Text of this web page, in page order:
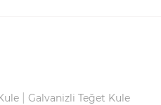
Galvanizli Teğet Kule